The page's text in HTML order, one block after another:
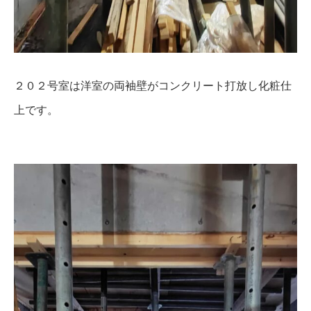
２０２号室は洋室の両袖壁がコンクリート打放し化粧仕
上です。